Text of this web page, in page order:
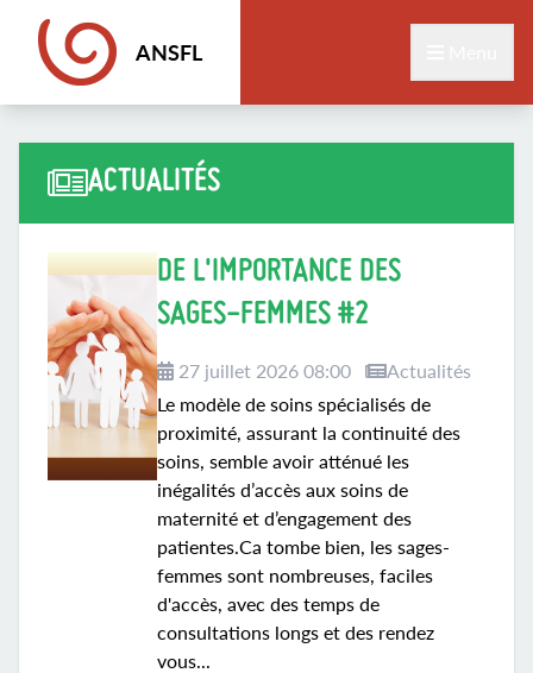
ANSFL
ACTUALITÉS
DE L'IMPORTANCE DES
SAGES-FEMMES #2
27 juillet 2026 08:00
Actualités
Le modèle de soins spécialisés de
proximité, assurant la continuité des
soins, semble avoir atténué les
inégalités d’accès aux soins de
maternité et d’engagement des
patientes.Ca tombe bien, les sages-
femmes sont nombreuses, faciles
d'accès, avec des temps de
consultations longs et des rendez
vous...